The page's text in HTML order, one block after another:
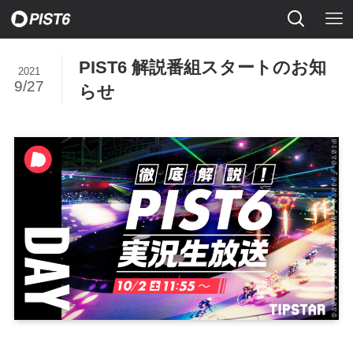
PIST6 解説番組スタートのお知
らせ
2021
9/27